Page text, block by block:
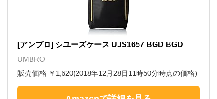
[アンブロ] シユーズケース UJS1657 BGD BGD
UMBRO
販売価格 ￥1,620(2018年12月28日11時50分時点の価格)